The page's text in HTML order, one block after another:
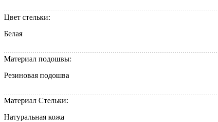
Цвет стельки:
Белая
Материал подошвы:
Резиновая подошва
Материал Стельки:
Натуральная кожа